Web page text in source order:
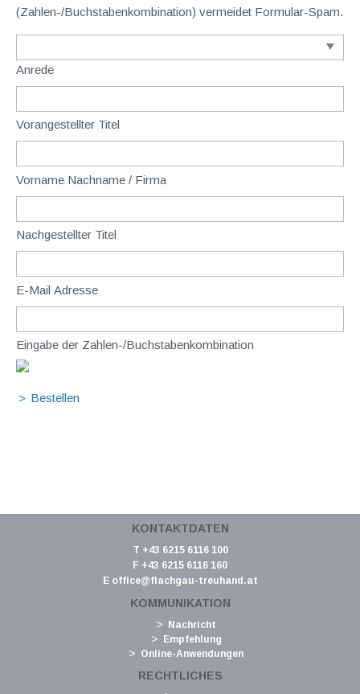
(Zahlen-/Buchstabenkombination) vermeidet Formular-Spam.
Anrede
Vorangestellter Titel
Vorname Nachname / Firma
Nachgestellter Titel
E-Mail Adresse
Eingabe der Zahlen-/Buchstabenkombination
KONTAKTDATEN
T +43 6215 6116 100
F +43 6215 6116 160
E office@flachgau-treuhand.at
KOMMUNIKATION
Nachricht
Empfehlung
Online-Anwendungen
RECHTLICHES